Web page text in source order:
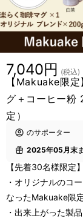
プを作りま
7,040円 (税込)
【Makuake限
グ＋コーヒー粉
定）
のサポーター
2025年05月末
【先着30名様限定
・オリジナルのコ
なったMakuake限
・出来上がった製